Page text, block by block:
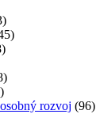
rozvoj (96)